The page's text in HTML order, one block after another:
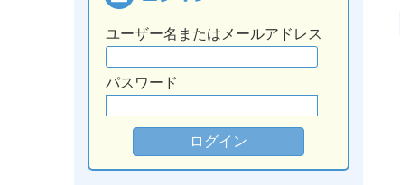
ユーザー名またはメールアドレス
パスワード